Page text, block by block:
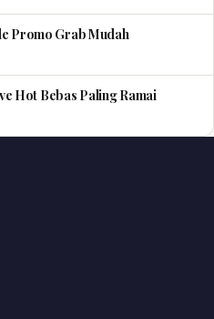
Promo Grab Mudah
Hot Bebas Paling Ramai